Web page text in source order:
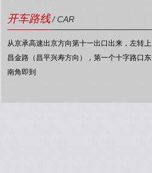
开车路线/ CAR
从京承高速出京方向第十一出口出来，左转上
昌金路（昌平兴寿方向），第一个十字路口东
南角即到